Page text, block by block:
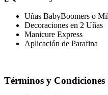
Uñas BabyBoomers o
Decoraciones en 2 Uñas
Manicure Express
Aplicación de Parafina
Términos y Condiciones